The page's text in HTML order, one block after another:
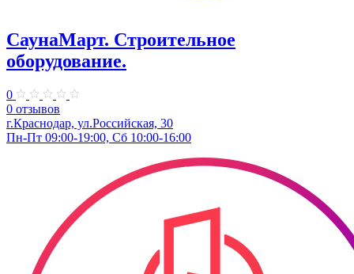
СаунаМарт. Строительное
оборудование.
0
0 отзывов
г.Краснодар, ул.Российская, 30
Пн-Пт 09:00-19:00, Сб 10:00-16:00